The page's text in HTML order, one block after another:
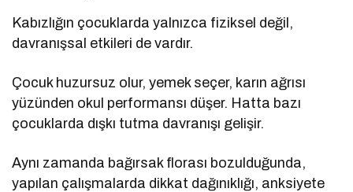
Kabızlığın çocuklarda yalnızca fiziksel değil,
davranışsal etkileri de vardır.
Çocuk huzursuz olur, yemek seçer, karın ağrısı
yüzünden okul performansı düşer. Hatta bazı
çocuklarda dışkı tutma davranışı gelişir.
Aynı zamanda bağırsak florası bozulduğunda,
yapılan çalışmalarda dikkat dağınıklığı, anksiyete